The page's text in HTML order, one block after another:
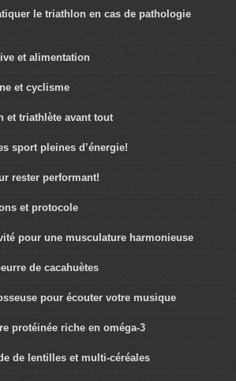
le triathlon en cas de pathologie
et alimentation
et cyclisme
et triathlète avant tout
sport pleines d’énergie!
rester performant!
et protocole
pour une musculature harmonieuse
de cacahuètes
pour écouter votre musique
protéinée riche en oméga-3
de lentilles et multi-céréales